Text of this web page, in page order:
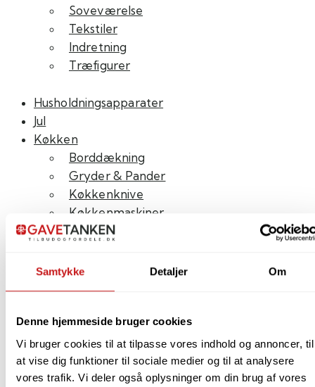
Samtykke Detaljer Om
Denne hjemmeside bruger cookies
Vi bruger cookies til at tilpasse vores indhold og annoncer, til
at vise dig funktioner til sociale medier og til at analysere
vores trafik. Vi deler også oplysninger om din brug af vores
varesiden
Soveværelse
Tekstiler
Indretning
Træfigurer
Husholdningsapparater
Jul
Køkken
Borddækning
Gryder & Pander
Køkkenknive
Køkkenmaskiner
Køkkenudstyr
Lys & Lamper
Rejseartikler
Smykker & Ure
Spil & Legetøj
Udeliv